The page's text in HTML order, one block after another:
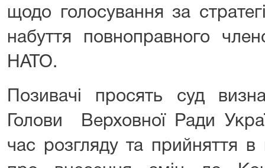
щодо голосування за
набуття повноправного
НАТО.
Позивачі просять суд
Голови Верховної Ради
час розгляду та прийняття в